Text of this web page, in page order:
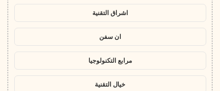
اشراق التقنية
ان سفن
مرابع التكنولوجيا
خيال التقنية